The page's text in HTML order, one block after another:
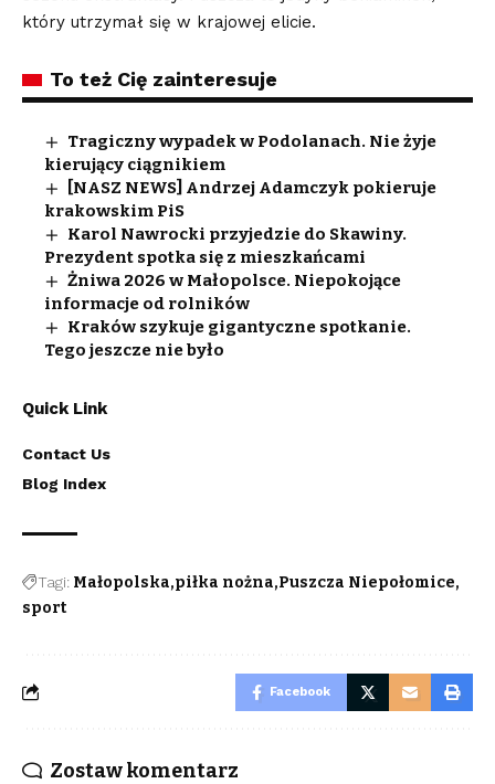
który utrzymał się w krajowej elicie.
To też Cię zainteresuje
Tragiczny wypadek w Podolanach. Nie żyje
kierujący ciągnikiem
[NASZ NEWS] Andrzej Adamczyk pokieruje
krakowskim PiS
Karol Nawrocki przyjedzie do Skawiny.
Prezydent spotka się z mieszkańcami
Żniwa 2026 w Małopolsce. Niepokojące
informacje od rolników
Kraków szykuje gigantyczne spotkanie.
Tego jeszcze nie było
Quick Link
Contact Us
Blog Index
Tagi: Małopolska piłka nożna Puszcza Niepołomice
sport
Facebook
Zostaw komentarz